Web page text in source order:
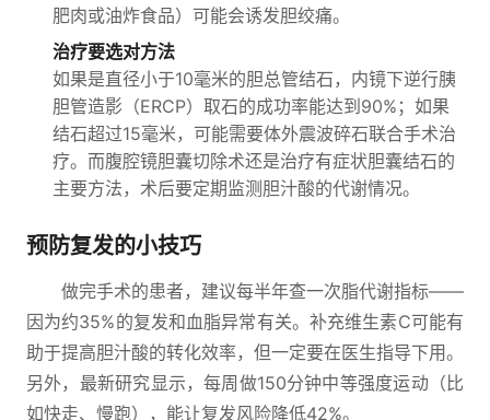
肥肉或油炸食品）可能会诱发胆绞痛。
治疗要选对方法
如果是直径小于10毫米的胆总管结石，内镜下逆行胰
胆管造影（ERCP）取石的成功率能达到90%；如果
结石超过15毫米，可能需要体外震波碎石联合手术治
疗。而腹腔镜胆囊切除术还是治疗有症状胆囊结石的
主要方法，术后要定期监测胆汁酸的代谢情况。
预防复发的小技巧
做完手术的患者，建议每半年查一次脂代谢指标——
因为约35%的复发和血脂异常有关。补充维生素C可能有
助于提高胆汁酸的转化效率，但一定要在医生指导下用。
另外，最新研究显示，每周做150分钟中等强度运动（比
如快走、慢跑），能让复发风险降低42%。